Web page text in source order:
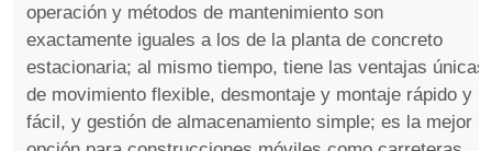
operación y métodos de mantenimiento son
exactamente iguales a los de la planta de concreto
estacionaria; al mismo tiempo, tiene las ventajas únicas
de movimiento flexible, desmontaje y montaje rápido y
fácil, y gestión de almacenamiento simple; es la mejor